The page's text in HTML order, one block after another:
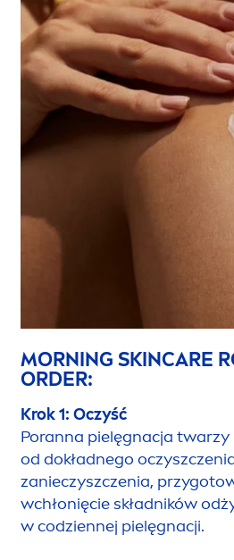
MORNING SKINCARE
ORDER:
Krok 1: Oczyść
Poranna pielęgnacja
od dokładnego
zanieczyszczenia,
wchłonięcie składników
w codziennej pielęgnacji.